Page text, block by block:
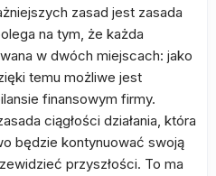
zasad jest zasada
na tym, że każda
w dwóch miejscach: jako
temu możliwe jest
finansowym firmy.
ciągłości działania, która
będzie kontynuować swoją
przyszłości. To ma